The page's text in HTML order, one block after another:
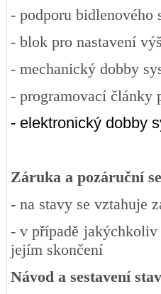
- podporu bidlenového
- blok pro nastavení
- mechanický dobby
- programovací články
- elektronický dobby
Záruka a pozáruční
- na stavy se vztahuje
- v případě jakýchkoliv
jejím skončení
Návod a sestavení